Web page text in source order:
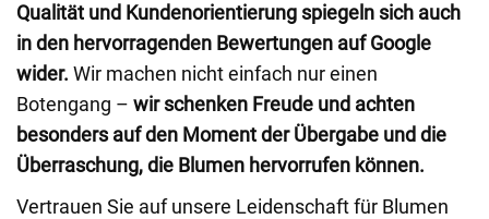
Qualität und Kundenorientierung spiegeln sich auch
in den hervorragenden Bewertungen auf Google
wider. Wir machen nicht einfach nur einen
Botengang – wir schenken Freude und achten
besonders auf den Moment der Übergabe und die
Überraschung, die Blumen hervorrufen können.
Vertrauen Sie auf unsere Leidenschaft für Blumen